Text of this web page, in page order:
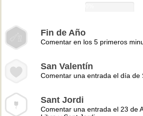
Fin de Año
Comentar en los 5 primeros
San Valentín
Comentar una entrada el día de
Sant Jordi
Comentar una entrada el 23 de